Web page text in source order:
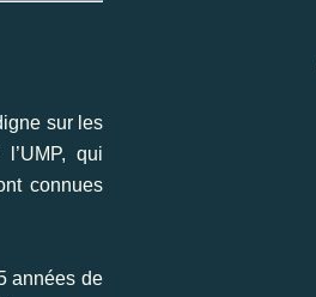
sur les
qui
connues
années de